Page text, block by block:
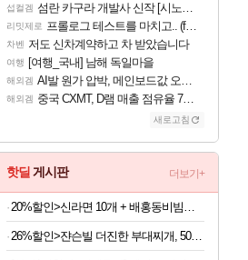
섭컬겜 섬란 카구라 개발사 신작 [시노비 넥서스] 연내 출시 예정
리밋제로 프롤로그 테스트를 마치고.. (feat. 리아)
차벤 저도 신차계약하고 차 받았습니다
여행 [여행_국내] 남해 독일마을
해외겜 AI발 원가 압박, 메인보드값 오르나
해외겜 중국 CXMT, D램 매출 점유율 7%…글로벌 4위로 부상
새로고침
핫딜 게시판 더보기+
26%할인>쟌슨빌 더진한 부대찌개, 500g, 3개